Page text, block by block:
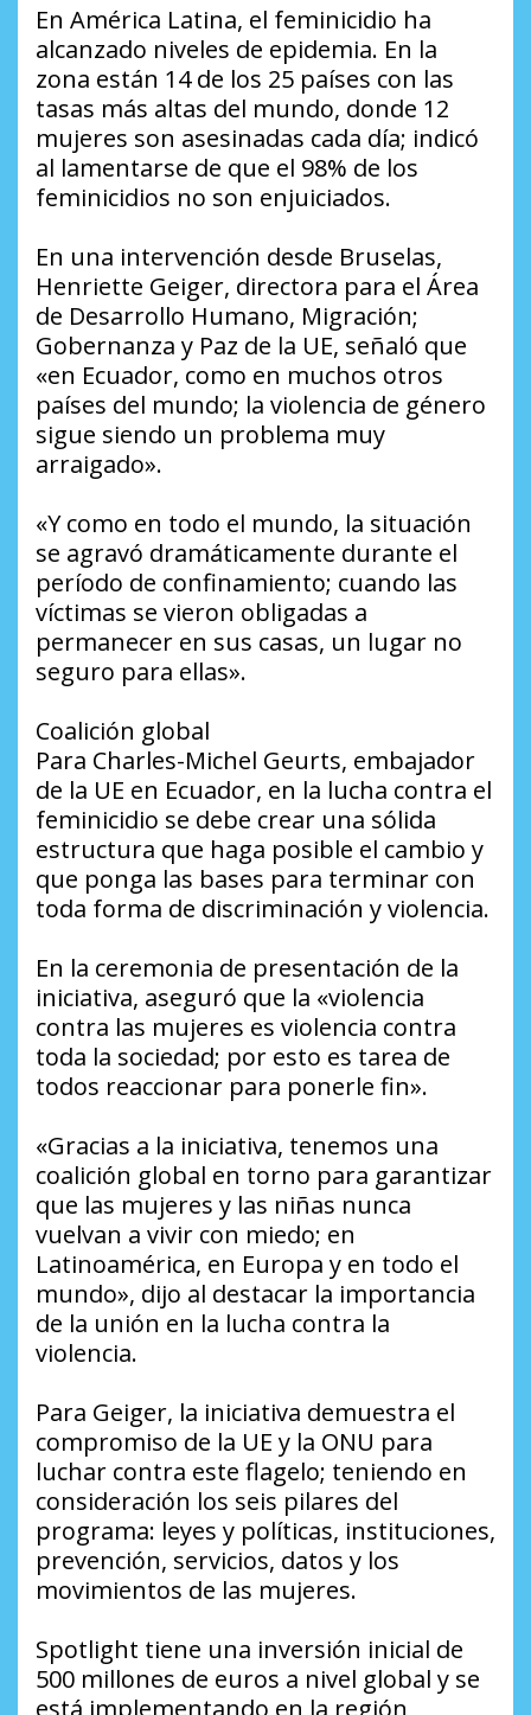
En América Latina, el feminicidio ha
alcanzado niveles de epidemia. En la
zona están 14 de los 25 países con las
tasas más altas del mundo, donde 12
mujeres son asesinadas cada día; indicó
al lamentarse de que el 98% de los
feminicidios no son enjuiciados.
En una intervención desde Bruselas,
Henriette Geiger, directora para el Área
de Desarrollo Humano, Migración;
Gobernanza y Paz de la UE, señaló que
«en Ecuador, como en muchos otros
países del mundo; la violencia de género
sigue siendo un problema muy
arraigado».
«Y como en todo el mundo, la situación
se agravó dramáticamente durante el
período de confinamiento; cuando las
víctimas se vieron obligadas a
permanecer en sus casas, un lugar no
seguro para ellas».
Coalición global
Para Charles-Michel Geurts, embajador
de la UE en Ecuador, en la lucha contra el
feminicidio se debe crear una sólida
estructura que haga posible el cambio y
que ponga las bases para terminar con
toda forma de discriminación y violencia.
En la ceremonia de presentación de la
iniciativa, aseguró que la «violencia
contra las mujeres es violencia contra
toda la sociedad; por esto es tarea de
todos reaccionar para ponerle fin».
«Gracias a la iniciativa, tenemos una
coalición global en torno para garantizar
que las mujeres y las niñas nunca
vuelvan a vivir con miedo; en
Latinoamérica, en Europa y en todo el
mundo», dijo al destacar la importancia
de la unión en la lucha contra la
violencia.
Para Geiger, la iniciativa demuestra el
compromiso de la UE y la ONU para
luchar contra este flagelo; teniendo en
consideración los seis pilares del
programa: leyes y políticas, instituciones,
prevención, servicios, datos y los
movimientos de las mujeres.
Spotlight tiene una inversión inicial de
500 millones de euros a nivel global y se